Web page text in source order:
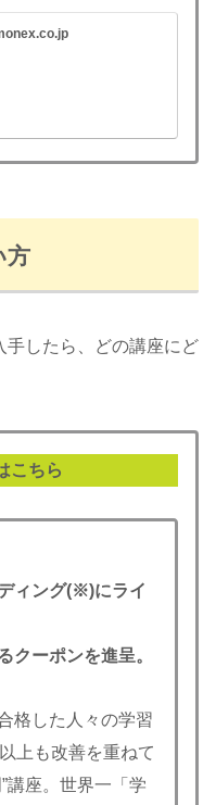
方
手したら、どの講座にど
こちら
ィング(※)にライ
ーポンを進呈。
格した人々の学習
上も改善を重ねて
講座。世界一「学